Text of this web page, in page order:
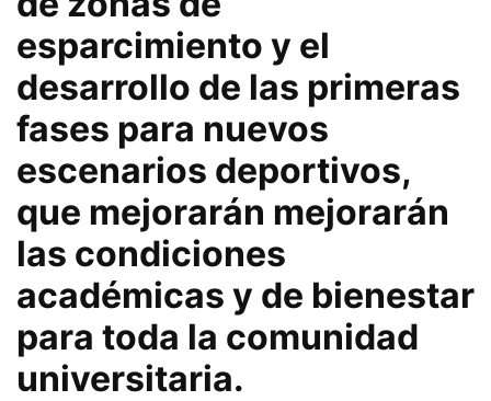
esparcimiento y el
desarrollo de las primeras
fases para nuevos
escenarios deportivos,
que mejorarán mejorarán
las condiciones
académicas y de bienestar
para toda la comunidad
universitaria.